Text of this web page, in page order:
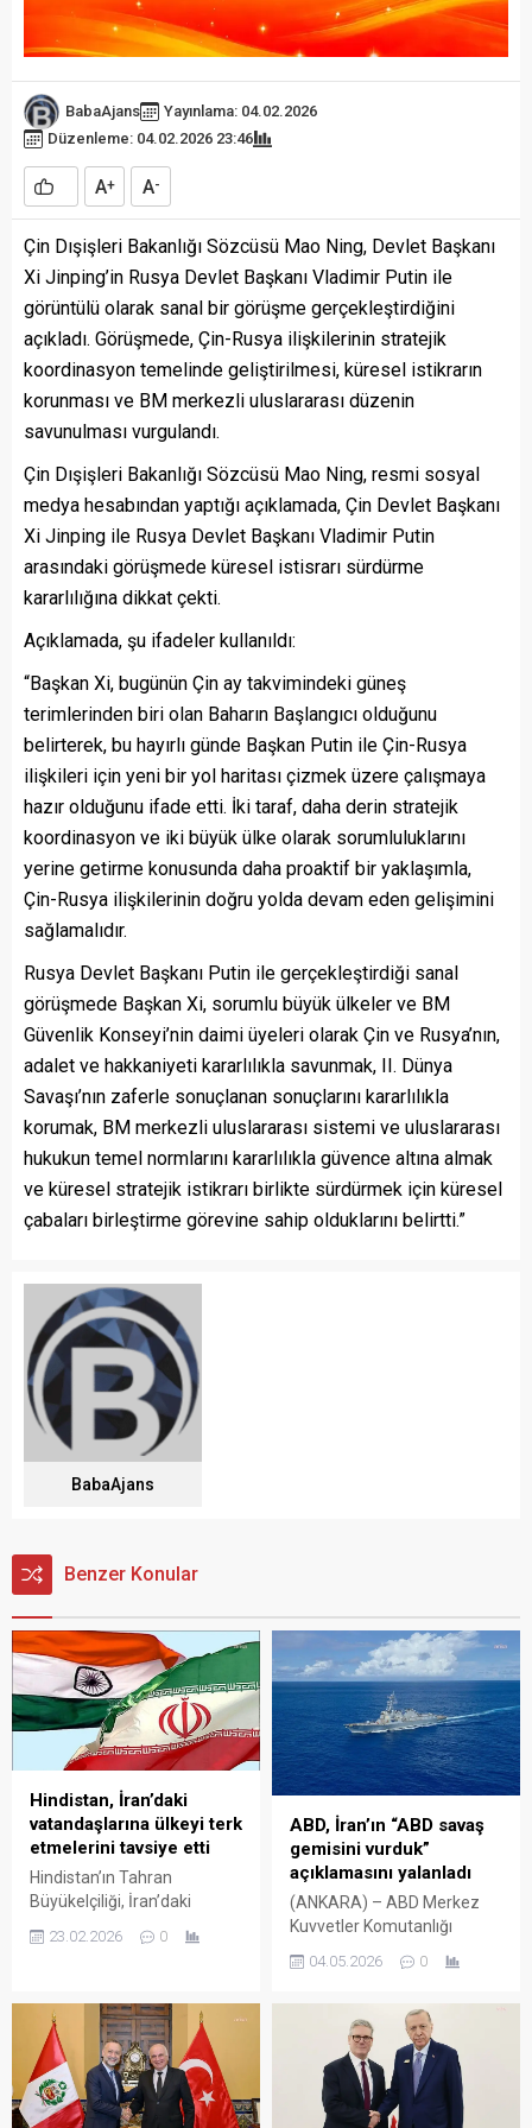
BabaAjans
Yayınlama: 04.02.2026
Düzenleme: 04.02.2026 23:46
A+ A-
Çin Dışişleri Bakanlığı Sözcüsü Mao Ning, Devlet Başkanı
Xi Jinping’in Rusya Devlet Başkanı Vladimir Putin ile
görüntülü olarak sanal bir görüşme gerçekleştirdiğini
açıkladı. Görüşmede, Çin-Rusya ilişkilerinin stratejik
koordinasyon temelinde geliştirilmesi, küresel istikrarın
korunması ve BM merkezli uluslararası düzenin
savunulması vurgulandı.
Çin Dışişleri Bakanlığı Sözcüsü Mao Ning, resmi sosyal
medya hesabından yaptığı açıklamada, Çin Devlet Başkanı
Xi Jinping ile Rusya Devlet Başkanı Vladimir Putin
arasındaki görüşmede küresel istisrarı sürdürme
kararlılığına dikkat çekti.
Açıklamada, şu ifadeler kullanıldı:
“Başkan Xi, bugünün Çin ay takvimindeki güneş
terimlerinden biri olan Baharın Başlangıcı olduğunu
belirterek, bu hayırlı günde Başkan Putin ile Çin-Rusya
ilişkileri için yeni bir yol haritası çizmek üzere çalışmaya
hazır olduğunu ifade etti. İki taraf, daha derin stratejik
koordinasyon ve iki büyük ülke olarak sorumluluklarını
yerine getirme konusunda daha proaktif bir yaklaşımla,
Çin-Rusya ilişkilerinin doğru yolda devam eden gelişimini
sağlamalıdır.
Rusya Devlet Başkanı Putin ile gerçekleştirdiği sanal
görüşmede Başkan Xi, sorumlu büyük ülkeler ve BM
Güvenlik Konseyi’nin daimi üyeleri olarak Çin ve Rusya’nın,
adalet ve hakkaniyeti kararlılıkla savunmak, II. Dünya
Savaşı’nın zaferle sonuçlanan sonuçlarını kararlılıkla
korumak, BM merkezli uluslararası sistemi ve uluslararası
hukukun temel normlarını kararlılıkla güvence altına almak
ve küresel stratejik istikrarı birlikte sürdürmek için küresel
çabaları birleştirme görevine sahip olduklarını belirtti.”
BabaAjans
Benzer Konular
Hindistan, İran’daki
vatandaşlarına ülkeyi terk
etmelerini tavsiye etti
Hindistan’ın Tahran
Büyükelçiliği, İran’daki
nedeniyle ülkede bulunan
tavsiyede bulundu.
Büyükelçilik tarafından 23
Şubat 2026 tarihinde
yayımlanan
duyuruda, Hindistan
23.02.2026 0
ABD, İran’ın “ABD savaş
gemisini vurduk”
açıklamasını yalanladı
(ANKARA) – ABD Merkez
Kuvvetler Komutanlığı
(CENTCOM), İran’ın ABD’ye
ait bir destroyer gemisini iki
açıklamasını yalanladı.
CENTCOM’un sosyal medya
hesabından yapılan
açıklamada, “Hiçbir ABD
Donanması gemisi
04.05.2026 0